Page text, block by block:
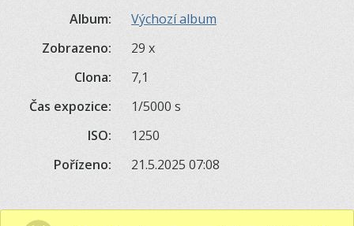
Album:
Výchozí album
Zobrazeno:
29 x
Clona:
7,1
Čas expozice:
1/5000 s
ISO:
1250
Pořízeno:
21.5.2025 07:08